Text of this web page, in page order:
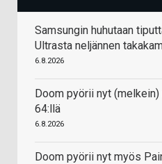
Samsungin huhutaan
Ultrasta neljännen
6.8.2026
Doom pyörii nyt
64:llä
6.8.2026
Doom pyörii nyt myös